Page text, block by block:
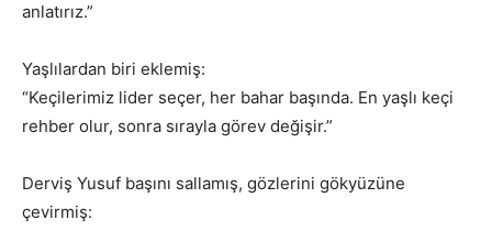
anlatırız.”
Yaşlılardan biri eklemiş:
“Keçilerimiz lider seçer, her bahar başında. En yaşlı keçi
rehber olur, sonra sırayla görev değişir.”
Derviş Yusuf başını sallamış, gözlerini gökyüzüne
çevirmiş: